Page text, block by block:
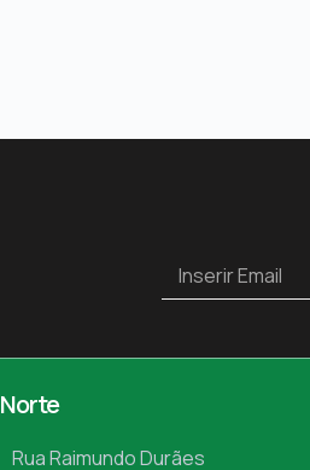
Norte
Rua Raimundo Durães